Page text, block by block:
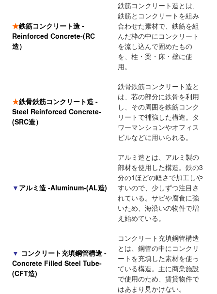
★鉄筋コンクリート造 -
Reinforced Concrete-(RC
造）
鉄筋コンクリート造とは、
鉄筋とコンクリートを組み
合わせた素材で、鉄筋を組
んだ枠の中にコンクリート
を流し込んで固めたもの
を、柱・梁・床・壁に使
用。
★鉄骨鉄筋コンクリート造 -
Steel Reinforced Concrete-
(SRC造）
鉄骨鉄筋コンクリート造と
は、芯の部分に鉄骨を利用
し、その周囲を鉄筋コンク
リートで補強した構造。タ
ワーマンションやオフィス
ビルなどに用いられる。
▼ アルミ造 -Aluminum-(AL造)
アルミ造とは、アルミ製の
部材を使用した構造。鉄の3
分の1ほどの軽さで加工しや
すいので、少しずつ注目さ
れている。サビや腐食に強
いため、海沿いの物件で増
え始めている。
▼ コンクリート充填鋼管構造 -
Concrete Filled Steel Tube-
(CFT造)
コンクリート充填鋼管構造
とは、鋼管の中にコンクリ
ートを充填した素材を使っ
ている構造。主に商業施設
で使用のため、賃貸物件で
はあまり見かけない。